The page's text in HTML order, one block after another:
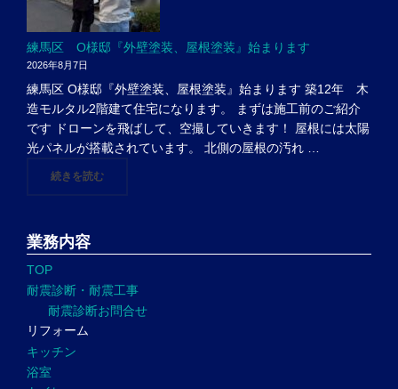
練馬区 O様邸『外壁塗装、屋根塗装』始まります
2026年8月7日
練馬区 O様邸『外壁塗装、屋根塗装』始まります 築12年 木
造モルタル2階建て住宅になります。 まずは施工前のご紹介
です ドローンを飛ばして、空撮していきます！ 屋根には太陽
光パネルが搭載されています。 北側の屋根の汚れ …
続きを読む"練馬区 O様邸『外壁塗装、屋根塗装』始まります"
業務内容
TOP
耐震診断・耐震工事
耐震診断お問合せ
リフォーム
キッチン
浴室